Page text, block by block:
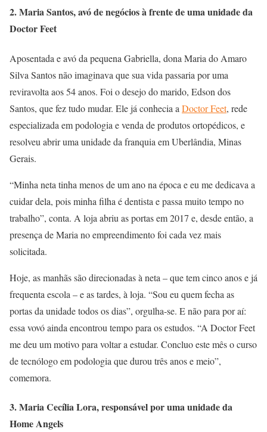
2. Maria Santos, avó de negócios à frente de uma unidade da
Doctor Feet
Aposentada e avó da pequena Gabriella, dona Maria do Amaro
Silva Santos não imaginava que sua vida passaria por uma
reviravolta aos 54 anos. Foi o desejo do marido, Edson dos
Santos, que fez tudo mudar. Ele já conhecia a Doctor Feet, rede
especializada em podologia e venda de produtos ortopédicos, e
resolveu abrir uma unidade da franquia em Uberlândia, Minas
Gerais.
“Minha neta tinha menos de um ano na época e eu me dedicava a
cuidar dela, pois minha filha é dentista e passa muito tempo no
trabalho”, conta. A loja abriu as portas em 2017 e, desde então, a
presença de Maria no empreendimento foi cada vez mais
solicitada.
Hoje, as manhãs são direcionadas à neta – que tem cinco anos e já
frequenta escola – e as tardes, à loja. “Sou eu quem fecha as
portas da unidade todos os dias”, orgulha-se. E não para por aí:
essa vovó ainda encontrou tempo para os estudos. “A Doctor Feet
me deu um motivo para voltar a estudar. Concluo este mês o curso
de tecnólogo em podologia que durou três anos e meio”,
comemora.
3. Maria Cecília Lora, responsável por uma unidade da
Home Angels